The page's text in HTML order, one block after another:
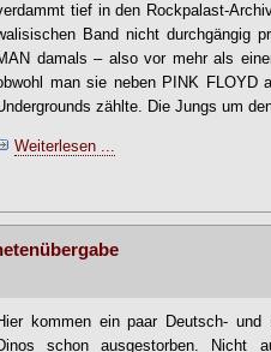
tief in den Rockpalast-
Band nicht durchgängig
damals – also vor mehr als
man sie neben PINK FLOYD
zählte. Die Jungs um
Weiterlesen ...
kommen ein paar Deutsch- und
schon ausgestorben. Nicht